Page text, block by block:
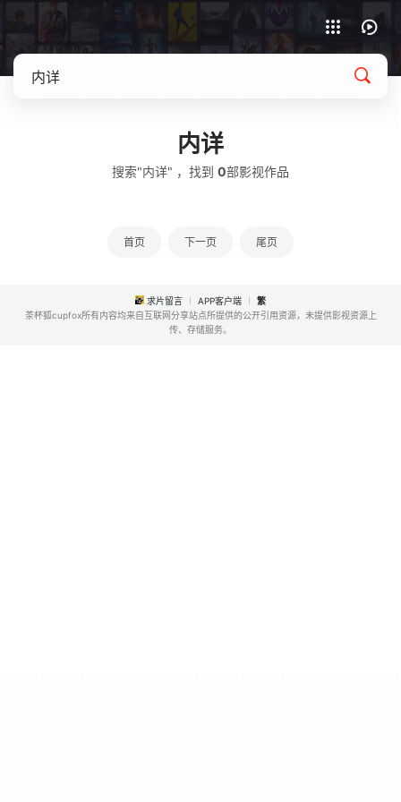
内详
搜索"内详" ，找到 0部影视作品
首页 下一页 尾页
求片留言 APP客户端
繁
茶杯狐cupfox所有内容均来自互联网分享站点所提供的公开引用资源，未提供影视资源上
传、存储服务。